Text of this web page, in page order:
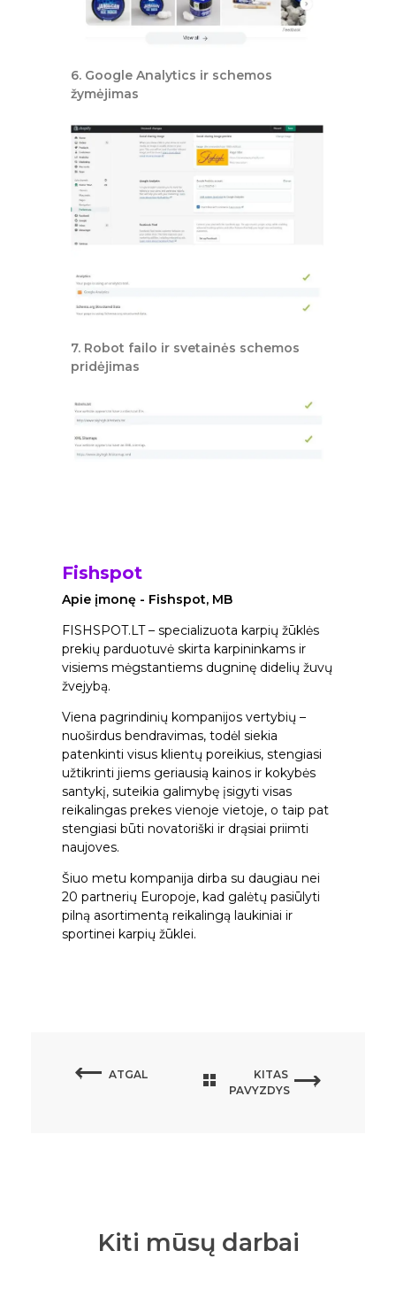
6. Google Analytics ir schemos
žymėjimas
7. Robot failo ir svetainės schemos
pridėjimas
Fishspot
Apie įmonę - Fishspot, MB
FISHSPOT.LT – specializuota karpių žūklės
prekių parduotuvė skirta karpininkams ir
visiems mėgstantiems dugninę didelių žuvų
žvejybą.
Viena pagrindinių kompanijos vertybių –
nuoširdus bendravimas, todėl siekia
patenkinti visus klientų poreikius, stengiasi
užtikrinti jiems geriausią kainos ir kokybės
santykį, suteikia galimybę įsigyti visas
reikalingas prekes vienoje vietoje, o taip pat
stengiasi būti novatoriški ir drąsiai priimti
naujoves.
Šiuo metu kompanija dirba su daugiau nei
20 partnerių Europoje, kad galėtų pasiūlyti
pilną asortimentą reikalingą laukiniai ir
sportinei karpių žūklei.
ATGAL
KITAS
PAVYZDYS
Kiti mūsų darbai